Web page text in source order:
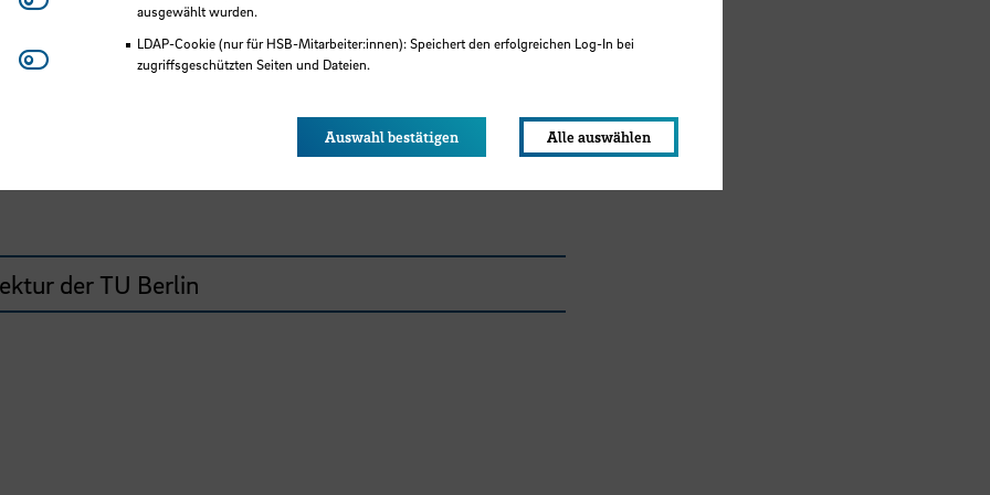
der AK Berlin
der TU Berlin
der TU Berlin
ausgewählt wurden.
LDAP-Cookie (nur für HSB-Mitarbeiter:innen): Speichert den erfolgreichen Log-In bei
zugriffsgeschützten Seiten und Dateien.
Youtube
Auswahl bestätigen Alle auswählen